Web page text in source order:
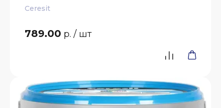
Ceresit
789.00 р. / шт